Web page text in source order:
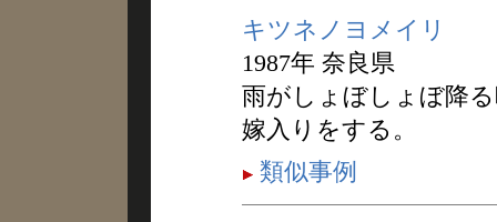
キツネノヨメイリ
1987年 奈良県
雨がしょぼしょぼ降
嫁入りをする。
類似事例